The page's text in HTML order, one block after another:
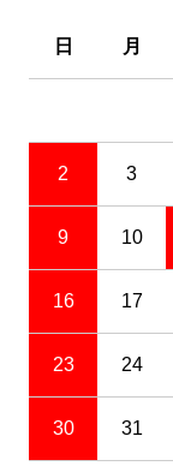
日 月
2 3
9 10
16 17
23 24
30 31